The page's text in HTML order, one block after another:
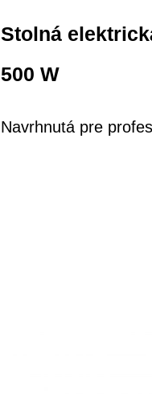
Stolná
500 W
Navrhnutá pre